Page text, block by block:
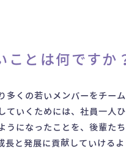
ことは何ですか
多くの若いメンバーをチー
ていくためには、社員一人
うになったことを、後輩たち
と発展に貢献していける